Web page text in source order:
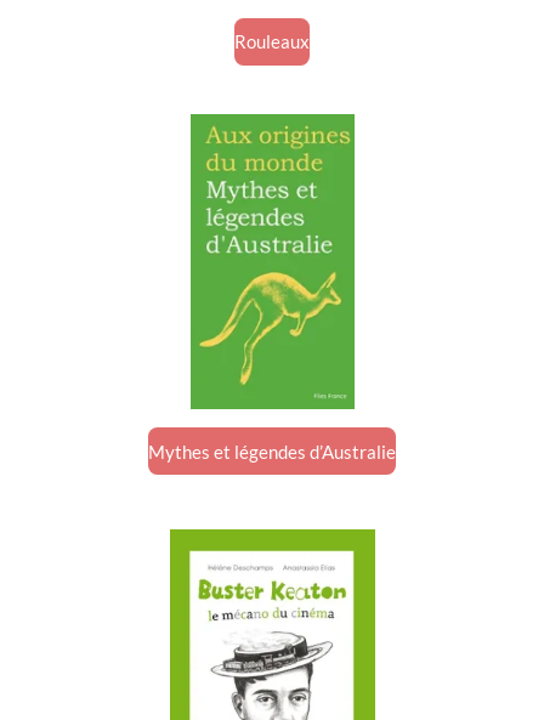
Rouleaux
Mythes et légendes d’Australie